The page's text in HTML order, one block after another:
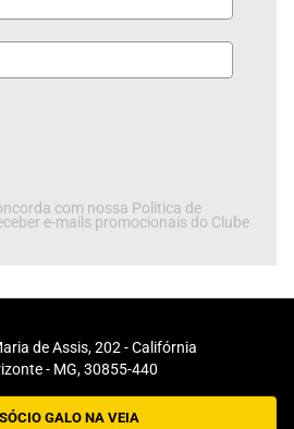
com nossa Política de
e-mails promocionais do Clube
de Assis, 202 - Califórnia
- MG, 30855-440
GALO NA VEIA